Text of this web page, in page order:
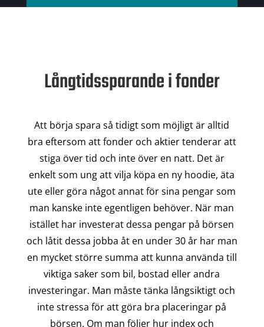
Långtidssparande i fonder
Att börja spara så tidigt som möjligt är alltid
bra eftersom att fonder och aktier tenderar att
stiga över tid och inte över en natt. Det är
enkelt som ung att vilja köpa en ny hoodie, äta
ute eller göra något annat för sina pengar som
man kanske inte egentligen behöver. När man
istället har investerat dessa pengar på börsen
och låtit dessa jobba åt en under 30 år har man
en mycket större summa att kunna använda till
viktiga saker som bil, bostad eller andra
investeringar. Man måste tänka långsiktigt och
inte stressa för att göra bra placeringar på
börsen. Om man följer hur index och